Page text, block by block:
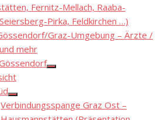
Fernitz-Mellach, Raaba-
Pirka, Feldkirchen …)
Graz-Umgebung – Ärzte /
mehr
Show
Show
sub
menu
Verbindungsspange Graz Ost –